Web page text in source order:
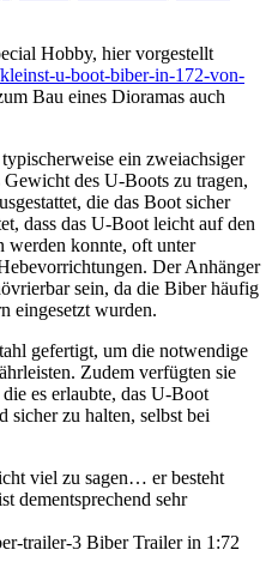
Hobby, hier vorgestellt
u-boot-biber-in-172-von-
Bau eines Dioramas auch
ein zweiachsiger
des U-Boots zu tragen,
die das Boot sicher
dass das U-Boot leicht auf den
werden konnte, oft unter
Der Anhänger
sein, da die Biber häufig
eingesetzt wurden.
gefertigt, um die notwendige
Zudem verfügten sie
es erlaubte, das U-Boot
sicher zu halten, selbst bei
viel zu sagen… er besteht
dementsprechend sehr